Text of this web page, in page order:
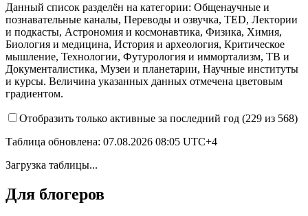
Данный список разделён на категории: Общенаучные и
познавательные каналы, Переводы и озвучка, TED, Лектории
и подкасты, Астрономия и космонавтика, Физика, Химия,
Биология и медицина, История и археология, Критическое
мышление, Технологии, Футурология и иммортализм, ТВ и
Документалистика, Музеи и планетарии, Научные институты
и курсы. Величина указанных данных отмечена цветовым
градиентом.
Отобразить только активные за последний год (229 из 568)
Таблица обновлена: 07.08.2026 08:05 UTC+4
Загрузка таблицы...
Для блогеров